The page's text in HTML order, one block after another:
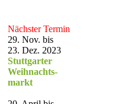
Nächster Termin
29. Nov. bis
23. Dez. 2023
Stuttgarter
Weihnachts-
markt